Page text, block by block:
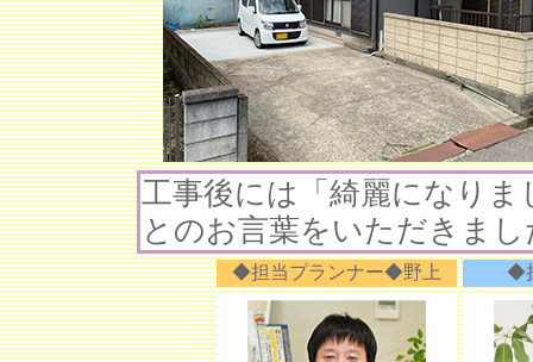
工事後には「綺麗になり
とのお言葉をいただきまし
◆担当プランナー◆野上 ◆